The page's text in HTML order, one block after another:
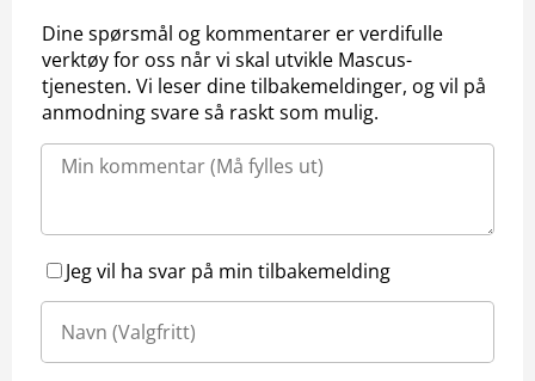
Dine spørsmål og kommentarer er verdifulle
verktøy for oss når vi skal utvikle Mascus-
tjenesten. Vi leser dine tilbakemeldinger, og vil på
anmodning svare så raskt som mulig.
Jeg vil ha svar på min tilbakemelding